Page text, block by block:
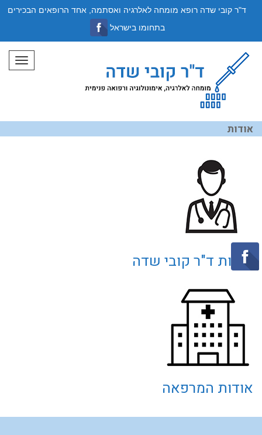
תפריט
אודות
אודות ד"ר קובי שדה
אודות המרפאה
ד"ר קובי שדה רופא מומחה לאלרגיה ואסתמה, אחד הרופאים הבכירים
בתחומו בישראל